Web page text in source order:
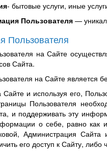
- бытовые услуги, иные
Пользователя—
Пользователя
на Сайте
Сайта.
на Сайте является
Сайте и используя его,
Пользователя
и поддерживать эту
о себе, равно как
Администрация Сайта
его доступ к Сайту,